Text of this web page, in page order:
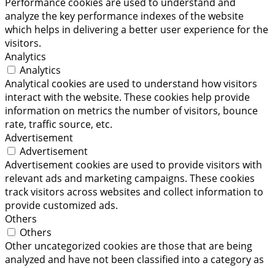
analyze the key performance indexes of the website
which helps in delivering a better user experience for the
visitors.
Analytics
Analytics
Analytical cookies are used to understand how visitors
interact with the website. These cookies help provide
information on metrics the number of visitors, bounce
rate, traffic source, etc.
Advertisement
Advertisement
Advertisement cookies are used to provide visitors with
relevant ads and marketing campaigns. These cookies
track visitors across websites and collect information to
provide customized ads.
Others
Others
Other uncategorized cookies are those that are being
analyzed and have not been classified into a category as